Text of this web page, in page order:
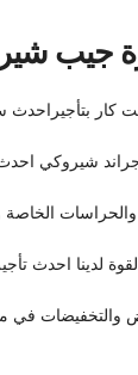
جيب شيروكي
بتأجيراحدث
شيروكي احدث
والحراسات
احدث تأجير سيارات
والتخفيضات في